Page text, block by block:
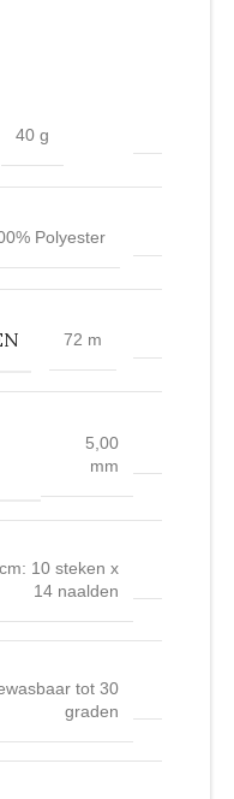
40 g
Polyester
72 m
5,00
mm
10 steken x
14 naalden
tot 30
graden